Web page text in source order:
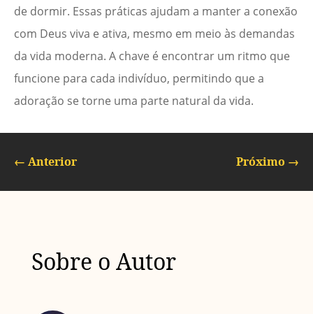
de dormir. Essas práticas ajudam a manter a conexão
com Deus viva e ativa, mesmo em meio às demandas
da vida moderna. A chave é encontrar um ritmo que
funcione para cada indivíduo, permitindo que a
adoração se torne uma parte natural da vida.
← Anterior Próximo →
Sobre o Autor